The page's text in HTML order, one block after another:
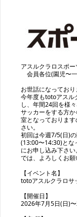
アスルクラロスポ
会員各位(園児〜
お世話になっており
今年度もtotoアスル
し、年間24回を様
サッカーをする方
室となっておりま
さい。
初回は今週7/5(日)
(13:00〜14:30)とな
にお申し込み下さい。
では、よろしくお願
【イベント名】
totoアスルクラロサ
【開催日】
2026年7月5日(日)